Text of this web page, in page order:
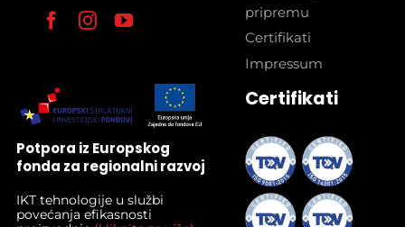
pripremu
Certifikati
Impressum
Potpora iz Europskog
fonda za regionalni razvoj
IKT tehnologije u službi
povećanja efikasnosti
Certifikati